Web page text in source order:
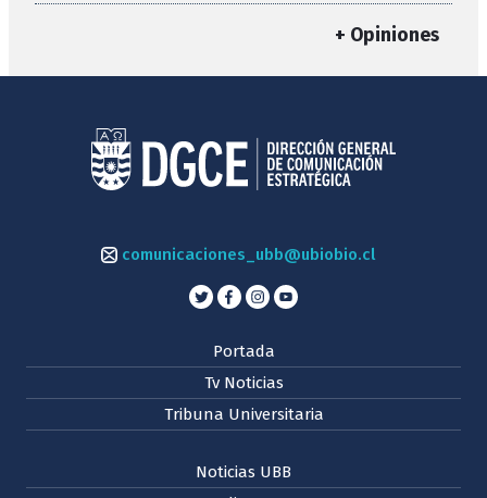
+ Opiniones
comunicaciones_ubb@ubiobio.cl
Portada
Tv Noticias
Tribuna Universitaria
Noticias UBB